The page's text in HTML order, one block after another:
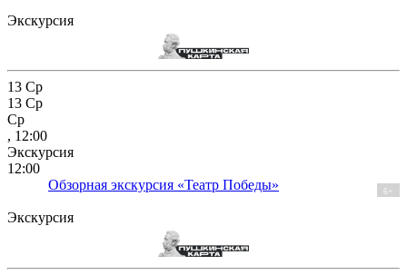
Экскурсия
13 Ср
13 Ср
Ср
, 12:00
Экскурсия
12:00
Обзорная экскурсия «Театр Победы»
6+
Экскурсия